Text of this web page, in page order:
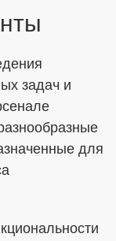
задач и
для